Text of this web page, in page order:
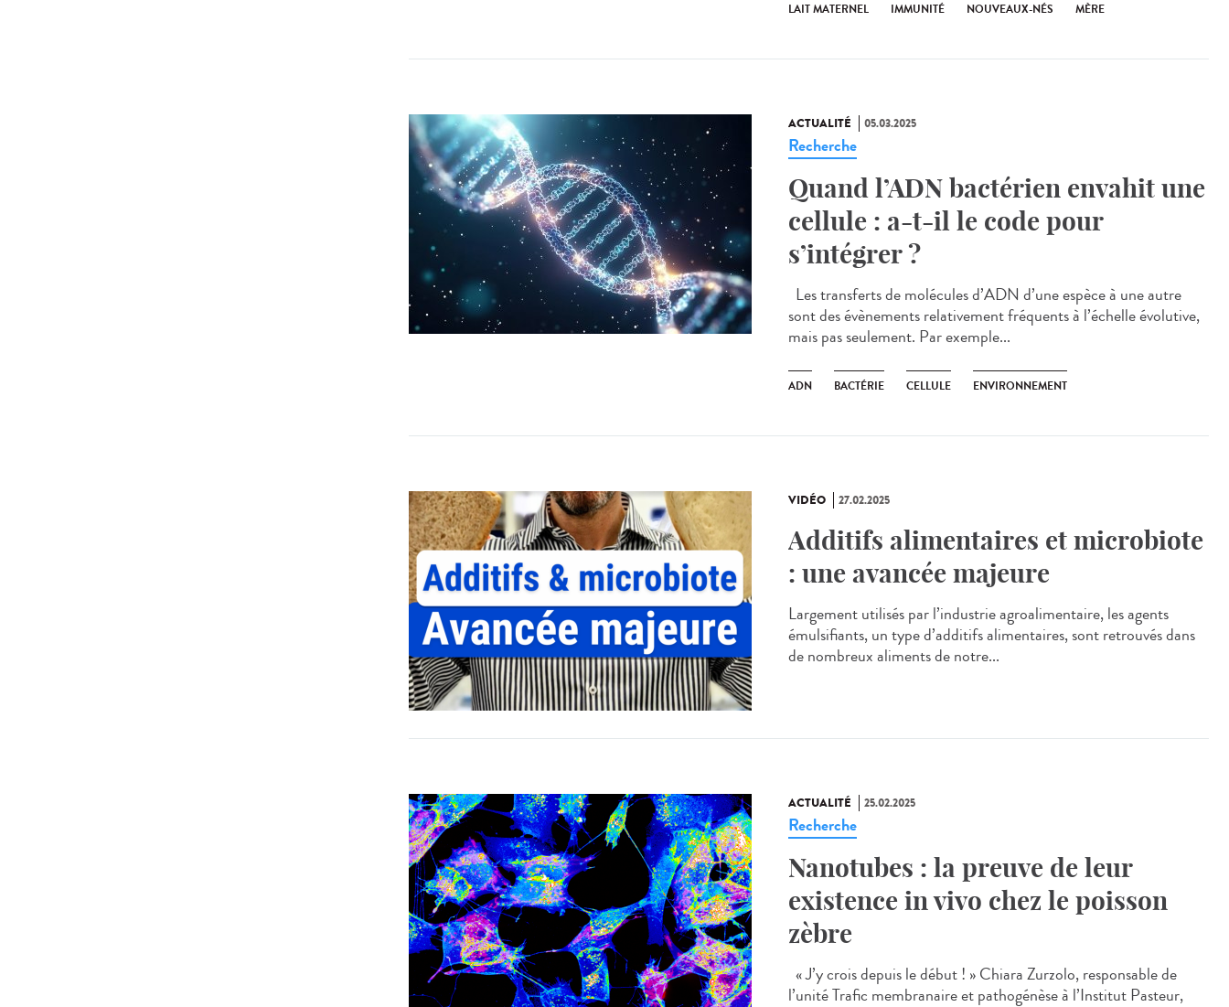
LAIT MATERNEL IMMUNITÉ NOUVEAUX-NÉS MÈRE
ACTUALITÉ 05.03.2025
Recherche
Quand l’ADN bactérien envahit une
cellule : a-t-il le code pour
s’intégrer ?
Les transferts de molécules d’ADN d’une espèce à une autre
sont des évènements relativement fréquents à l’échelle évolutive,
mais pas seulement. Par exemple...
ADN BACTÉRIE CELLULE ENVIRONNEMENT
VIDÉO 27.02.2025
Additifs alimentaires et microbiote
: une avancée majeure
Largement utilisés par l’industrie agroalimentaire, les agents
émulsifiants, un type d’additifs alimentaires, sont retrouvés dans
de nombreux aliments de notre...
ACTUALITÉ 25.02.2025
Recherche
Nanotubes : la preuve de leur
existence in vivo chez le poisson
zèbre
« J’y crois depuis le début ! » Chiara Zurzolo, responsable de
l’unité Trafic membranaire et pathogénèse à l’Institut Pasteur,